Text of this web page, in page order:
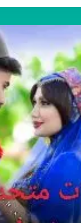
💖
کلیپ
اسمی
💖